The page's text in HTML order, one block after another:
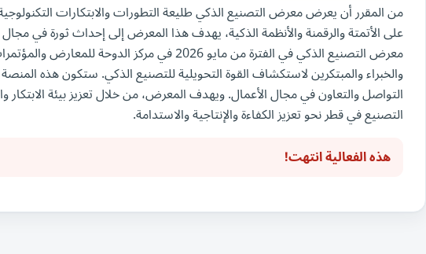
من المقرر أن يعرض معرض التصنيع الذكي طليعة التطورات والابتكارات
على الأتمتة والرقمنة والأنظمة الذكية، يهدف هذا المعرض إلى إحداث ثورة في
معرض التصنيع الذكي في الفترة من مايو 2026 في مركز
والخبراء والمبتكرين لاستكشاف القوة التحويلية للتصنيع الذكي. ستكون هذه
التواصل والتعاون في مجال الأعمال. ويهدف المعرض، من خلال تعزيز بيئة الابتكار
التصنيع في قطر نحو تعزيز الكفاءة والإنتاجية والاستدامة.
هذه الفعالية انتهت!